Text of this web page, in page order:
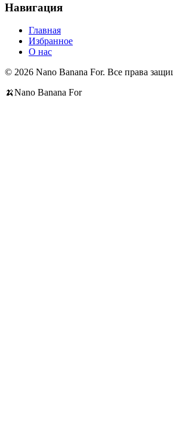
Навигация
Главная
Избранное
О нас
© 2026 Nano Banana For. Все права
🍌Nano Banana For